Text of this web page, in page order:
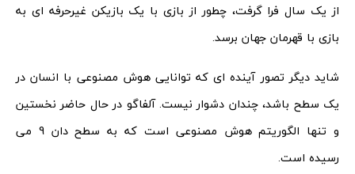
از یک سال فرا گرفت، چطور از بازی با یک بازیکن غیرحرفه ‌ای به
بازی با قهرمان جهان برسد.
شاید دیگر تصور آینده ای که توانایی هوش مصنوعی با انسان در
یک سطح باشد، چندان دشوار نیست. آلفاگو در حال حاضر نخستین
و تنها الگوریتم هوش مصنوعی است که به سطح دان 9 می
رسیده است.